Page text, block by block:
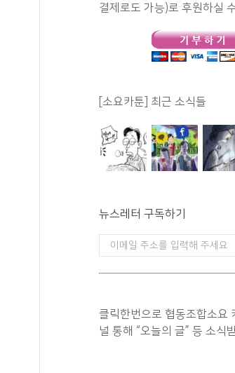
결제로도 가능)로 후원하실
[소요카툰] 최근 소식들
뉴스레터 구독하기
클릭한번으로 협동조합소요
널 통해 “오늘의 글” 등 소식받